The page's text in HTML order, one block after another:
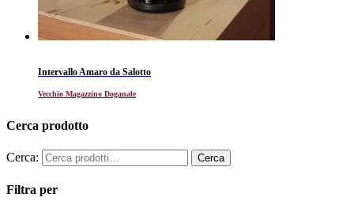
Intervallo Amaro da Salotto
Vecchio Magazzino Doganale
Cerca prodotto
Cerca:
Filtra per